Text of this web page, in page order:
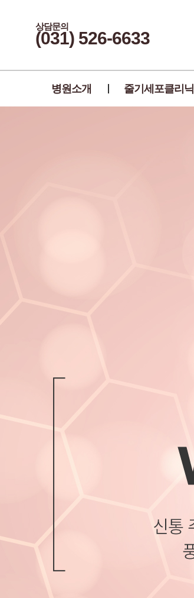
상담문의
(031) 526-6633
병원소개 줄기세포클리닉